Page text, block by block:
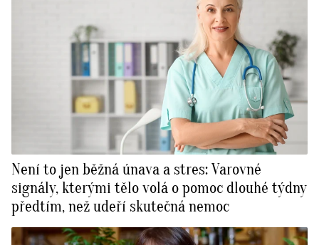
Není to jen běžná únava a stres: Varovné
signály, kterými tělo volá o pomoc dlouhé týdny
předtím, než udeří skutečná nemoc